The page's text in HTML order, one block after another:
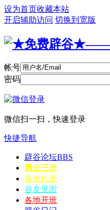
设为首页收藏本站
开启辅助访问 切换到宽版
帐号
密码
微信扫一扫，快速登录
快捷导航
辟谷论坛BBS
愚公三步
各地代表
谷友见面
各地开班